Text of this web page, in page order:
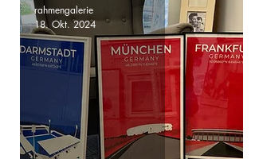
rahmengalerie
18. Okt. 2024